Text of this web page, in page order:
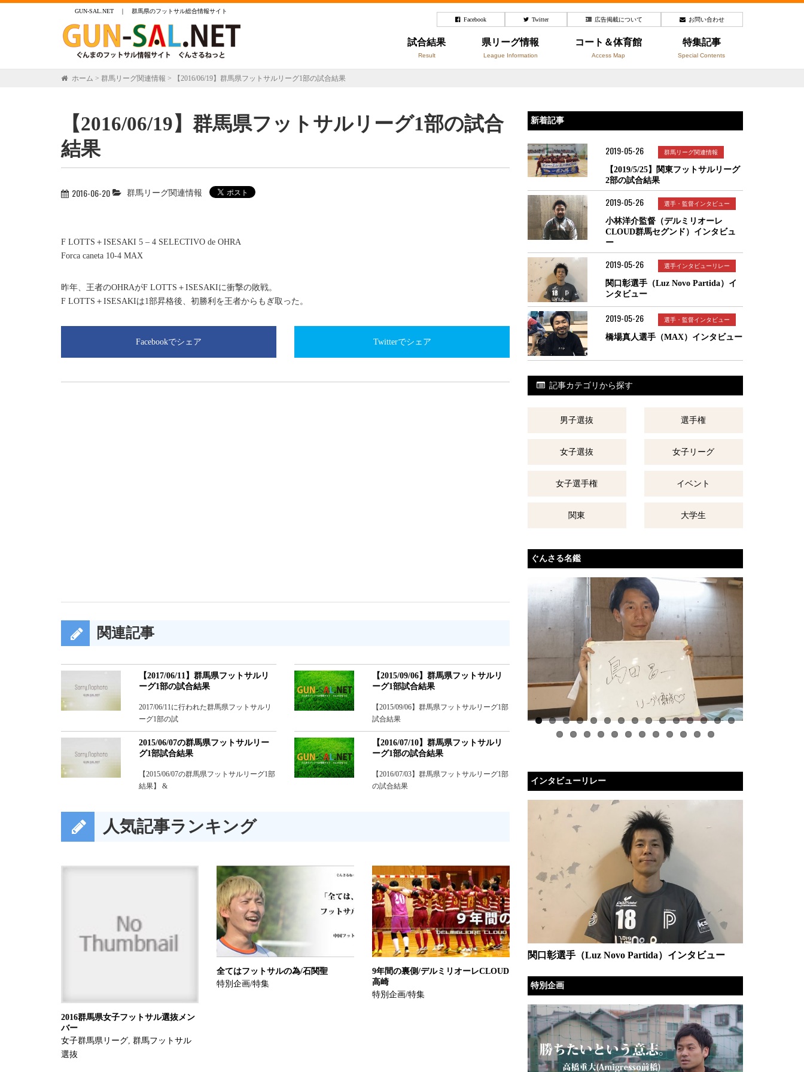
GUN-SAL.NET ｜ 群馬県のフットサル総合情報サイト
Facebook
Twitter 広告掲載について お問い合わせ
試合結果
Result
県リーグ情報
League Information
コート＆体育館
Access Map
特集記事
Special Contents
ホーム > 群馬リーグ関連情報 > 【2016/06/19】群馬県フットサルリーグ1部の試合結果
【2016/06/19】群馬県フットサルリーグ1部の試合
結果
2016-06-20 群馬リーグ関連情報
F LOTTS＋ISESAKI 5 – 4 SELECTIVO de OHRA
Forca caneta 10-4 MAX
昨年、王者のOHRAがF LOTTS＋ISESAKIに衝撃の敗戦。
F LOTTS＋ISESAKIは1部昇格後、初勝利を王者からもぎ取った。
Facebookでシェア Twitterでシェア
関連記事
【2017/06/11】群馬県フットサルリ
ーグ1部の試合結果
2017/06/11に行われた群馬県フットサルリ
ーグ1部の試
【2015/09/06】群馬県フットサルリ
ーグ1部試合結果
【2015/09/06】群馬県フットサルリーグ1部
試合結果
2015/06/07の群馬県フットサルリー
グ1部試合結果
【2015/06/07の群馬県フットサルリーグ1部
結果】 &
【2016/07/10】群馬県フットサルリ
ーグ1部の試合結果
【2016/07/03】群馬県フットサルリーグ1部
の試合結果
人気記事ランキング
2016群馬県女子フットサル選抜メン
バー
女子群馬県リーグ 群馬フットサル
選抜
全てはフットサルの為/石関聖
特別企画/特集
9年間の裏側/デルミリオーレCLOUD
高崎
特別企画/特集
新着記事
2019-05-26 群馬リーグ関連情報
【2019/5/25】関東フットサルリーグ
2部の試合結果
2019-05-26 選手・監督インタビュー
小林洋介監督（デルミリオーレ
CLOUD群馬セグンド）インタビュ
ー
2019-05-26 選手インタビューリレー
関口彰選手（Luz Novo Partida）イ
ンタビュー
2019-05-26 選手・監督インタビュー
橋場真人選手（MAX）インタビュー
記事カテゴリから探す
男子選抜 選手権
女子選抜 女子リーグ
女子選手権 イベント
関東 大学生
ぐんさる名鑑
インタビューリレー
関口彰選手（Luz Novo Partida）インタビュー
特別企画